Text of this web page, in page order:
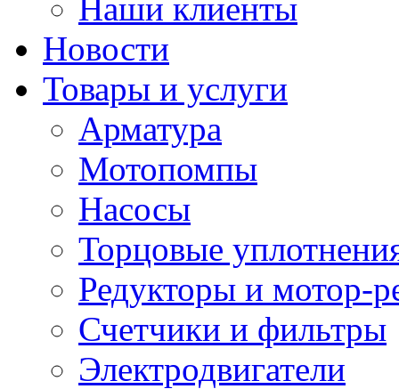
Наши клиенты
Новости
Товары и услуги
Арматура
Мотопомпы
Насосы
Торцовые
Редукторы и мотор-
Счетчики и фильтры
Электродвигатели